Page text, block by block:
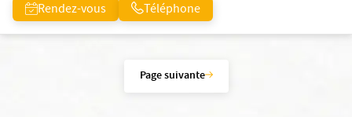
Rendez-vous Téléphone
Page suivante